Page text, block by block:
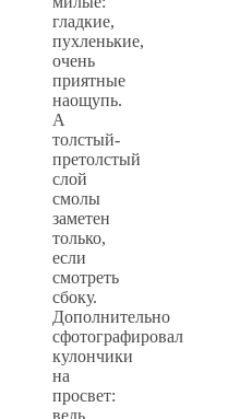
гладкие,
пухленькие,
очень
приятные
наощупь.
А
толстый-
претолстый
слой
смолы
заметен
только,
если
смотреть
сбоку.
Дополнительно
сфотографировал
кулончики
на
просвет:
ведь